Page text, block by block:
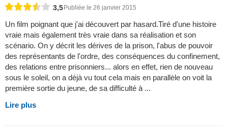
3,5 Publiée le 26 janvier 2015
Un film poignant que j'ai découvert par hasard.Tiré d'une histoire
vraie mais également très vraie dans sa réalisation et son
scénario. On y décrit les dérives de la prison, l'abus de pouvoir
des représentants de l'ordre, des conséquences du confinement,
des relations entre prisonniers... alors en effet, rien de nouveau
sous le soleil, on a déjà vu tout cela mais en parallèle on voit la
première sortie du jeune, de sa difficulté à ...
Lire plus